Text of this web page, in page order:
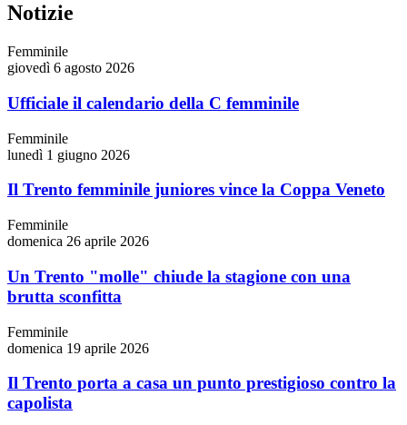
Notizie
Femminile
giovedì 6 agosto 2026
Ufficiale il calendario della C femminile
Femminile
lunedì 1 giugno 2026
Il Trento femminile juniores vince la Coppa Veneto
Femminile
domenica 26 aprile 2026
Un Trento "molle" chiude la stagione con una
brutta sconfitta
Femminile
domenica 19 aprile 2026
Il Trento porta a casa un punto prestigioso contro la
capolista